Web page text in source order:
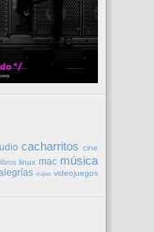
cacharritos cine
libros linux mac música
viajes videojuegos